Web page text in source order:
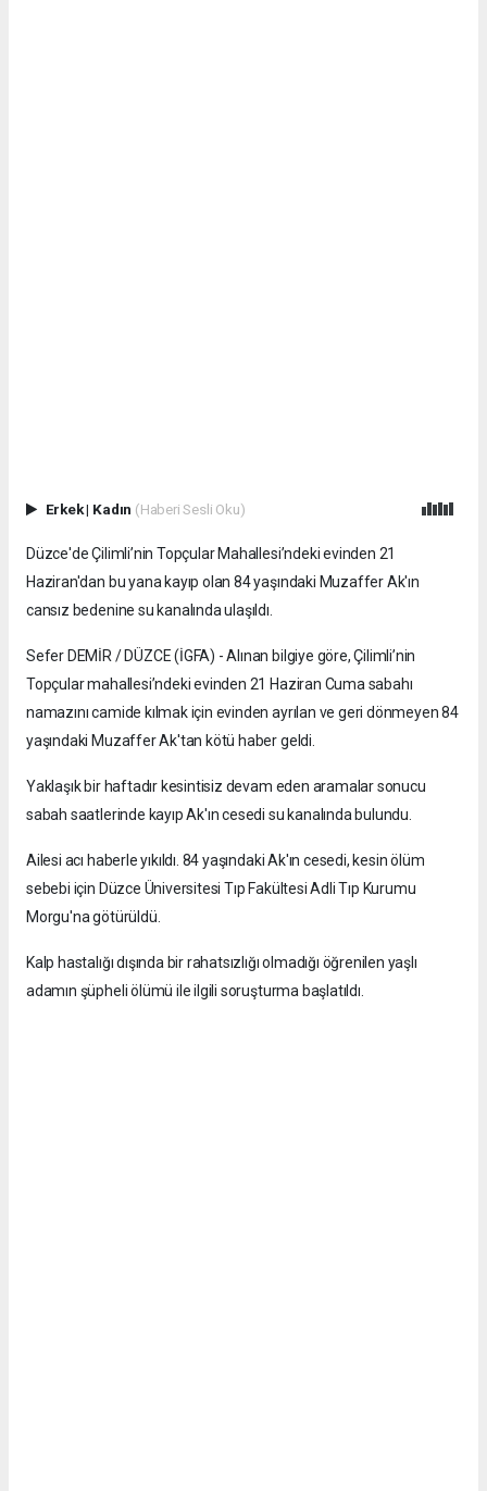
Erkek| Kadın (Haberi Sesli Oku)
Düzce'de Çilimli’nin Topçular Mahallesi’ndeki evinden 21
Haziran'dan bu yana kayıp olan 84 yaşındaki Muzaffer Ak'ın
cansız bedenine su kanalında ulaşıldı.
Sefer DEMİR / DÜZCE (İGFA) - Alınan bilgiye göre, Çilimli’nin
Topçular mahallesi’ndeki evinden 21 Haziran Cuma sabahı
namazını camide kılmak için evinden ayrılan ve geri dönmeyen 84
yaşındaki Muzaffer Ak'tan kötü haber geldi.
Yaklaşık bir haftadır kesintisiz devam eden aramalar sonucu
sabah saatlerinde kayıp Ak'ın cesedi su kanalında bulundu.
Ailesi acı haberle yıkıldı. 84 yaşındaki Ak'ın cesedi, kesin ölüm
sebebi için Düzce Üniversitesi Tıp Fakültesi Adli Tıp Kurumu
Morgu'na götürüldü.
Kalp hastalığı dışında bir rahatsızlığı olmadığı öğrenilen yaşlı
adamın şüpheli ölümü ile ilgili soruşturma başlatıldı.